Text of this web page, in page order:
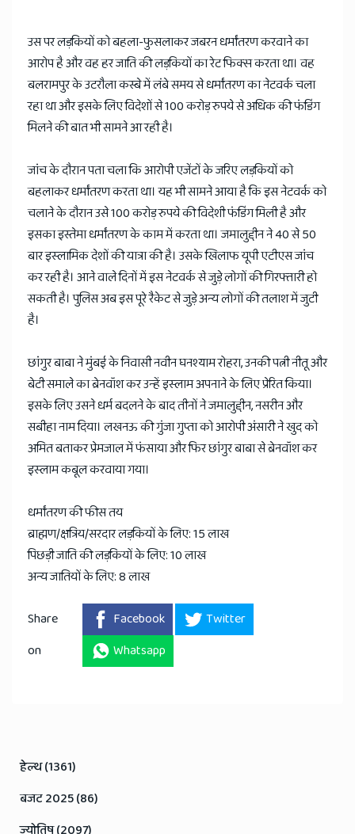
उस पर लड़कियों को बहला-फुसलाकर जबरन धर्मांतरण करवाने का
आरोप है और वह हर जाति की लड़कियों का रेट फिक्स करता था। वह
बलरामपुर के उटरौला कस्बे में लंबे समय से धर्मांतरण का नेटवर्क चला
रहा था और इसके लिए विदेशों से 100 करोड़ रुपये से अधिक की फंडिंग
मिलने की बात भी सामने आ रही है।
जांच के दौरान पता चला कि आरोपी एजेंटों के जरिए लड़कियों को
बहलाकर धर्मांतरण करता था। यह भी सामने आया है कि इस नेटवर्क को
चलाने के दौरान उसे 100 करोड़ रुपये की विदेशी फंडिंग मिली है और
इसका इस्तेमा धर्मांतरण के काम में करता था। जमालुद्दीन ने 40 से 50
बार इस्लामिक देशों की यात्रा की है। उसके खिलाफ यूपी एटीएस जांच
कर रही है। आने वाले दिनों में इस नेटवर्क से जुड़े लोगों की गिरफ्तारी हो
सकती है। पुलिस अब इस पूरे रैकेट से जुड़े अन्य लोगों की तलाश में जुटी
है।
छांगुर बाबा ने मुंबई के निवासी नवीन घनश्याम रोहरा, उनकी पत्नी नीतू और
बेटी समाले का ब्रेनवॉश कर उन्हें इस्लाम अपनाने के लिए प्रेरित किया।
इसके लिए उसने धर्म बदलने के बाद तीनों ने जमालुद्दीन, नसरीन और
सबीहा नाम दिया। लखनऊ की गुंजा गुप्ता को आरोपी अंसारी ने खुद को
अमित बताकर प्रेमजाल में फंसाया और फिर छांगुर बाबा से ब्रेनवॉश कर
इस्लाम कबूल करवाया गया।
धर्मांतरण की फीस तय
ब्राह्मण/क्षत्रिय/सरदार लड़कियों के लिए: 15 लाख
पिछड़ी जाति की लड़कियों के लिए: 10 लाख
अन्य जातियों के लिए: 8 लाख
Share
on
Facebook
Twitter
Whatsapp
हेल्थ (1361)
बजट 2025 (86)